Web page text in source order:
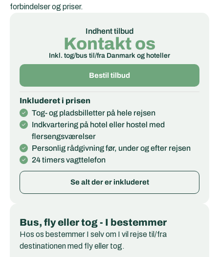
forbindelser og priser.
Indhent tilbud
Kontakt os
Inkl. tog/bus til/fra Danmark og hoteller
Bestil tilbud
Inkluderet i prisen
Tog- og pladsbilletter på hele rejsen
Indkvartering på hotel eller hostel med
flersengsværelser
Personlig rådgivning før, under og efter rejsen
24 timers vagttelefon
Se alt der er inkluderet
Bus, fly eller tog - I bestemmer
Hos os bestemmer I selv om I vil rejse til/fra
destinationen med fly eller tog.